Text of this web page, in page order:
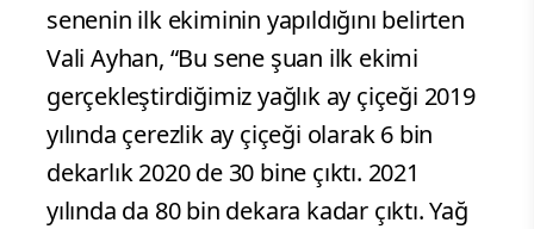
senenin ilk ekiminin yapıldığını belirten
Vali Ayhan, “Bu sene şuan ilk ekimi
gerçekleştirdiğimiz yağlık ay çiçeği 2019
yılında çerezlik ay çiçeği olarak 6 bin
dekarlık 2020 de 30 bine çıktı. 2021
yılında da 80 bin dekara kadar çıktı. Yağ